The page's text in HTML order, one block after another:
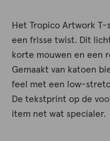
Het Tropico Artwork
een frisse twist. Dit
korte mouwen en een
Gemaakt van katoen
feel met een low-
De tekstprint op de
item net wat specialer.